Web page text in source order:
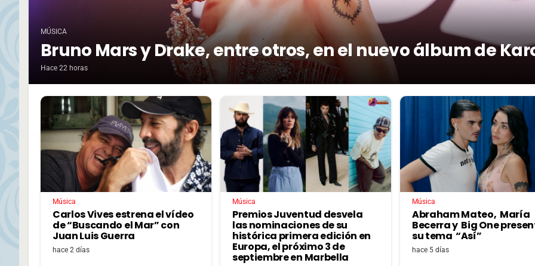
MÚSICA
Bruno Mars y Drake, entre otros, en el nuevo álbum de
Hace 22 horas
Música
Carlos Vives estrena el vídeo
de “Buscando el Mar” con
Juan Luis Guerra
hace 2 días
Música
Premios Juventud desvela
las nominaciones de su
histórica primera edición en
Europa, el próximo 3 de
septiembre en Marbella
Música
Abraham Mateo, María
Becerra y Big One
su tema “Así”
hace 5 días